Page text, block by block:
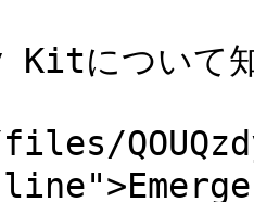
について